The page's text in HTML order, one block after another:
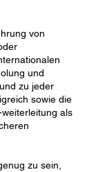
von
und
zu jeder
sowie die
als
zu sein,